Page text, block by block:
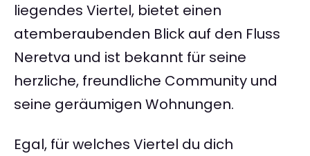
liegendes Viertel, bietet einen
atemberaubenden Blick auf den Fluss
Neretva und ist bekannt für seine
herzliche, freundliche Community und
seine geräumigen Wohnungen.
Egal, für welches Viertel du dich